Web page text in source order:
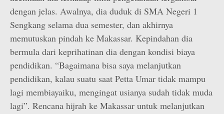
dengan jelas. Awalnya, dia duduk di SMA Negeri 1
Sengkang selama dua semester, dan akhirnya
memutuskan pindah ke Makassar. Kepindahan dia
bermula dari keprihatinan dia dengan kondisi biaya
pendidikan. “Bagaimana bisa saya melanjutkan
pendidikan, kalau suatu saat Petta Umar tidak mampu
lagi membiayaiku, mengingat usianya sudah tidak muda
lagi”. Rencana hijrah ke Makassar untuk melanjutkan